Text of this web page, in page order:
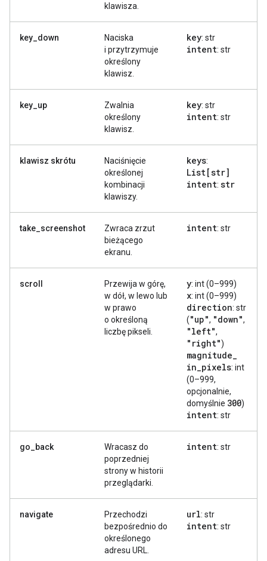
klawisza.
key_down
Naciska
i przytrzymuje
określony
klawisz.
key: str
intent: str
key_up
Zwalnia
określony
klawisz.
key: str
intent: str
klawisz skrótu
Naciśnięcie
określonej
kombinacji
klawiszy.
keys:
List[str]
intent: str
take_screenshot
Zwraca zrzut
bieżącego
ekranu.
intent: str
scroll
Przewija w górę,
w dół, w lewo lub
w prawo
o określoną
liczbę pikseli.
y: int (0–999)
x: int (0–999)
direction: str
("up", "down",
"left",
"right")
magnitude_
in_pixels: int
(0–999,
opcjonalnie,
domyślnie 300)
intent: str
go_back
Wracasz do
poprzedniej
strony w historii
przeglądarki.
intent: str
navigate
Przechodzi
bezpośrednio do
określonego
adresu URL.
url: str
intent: str